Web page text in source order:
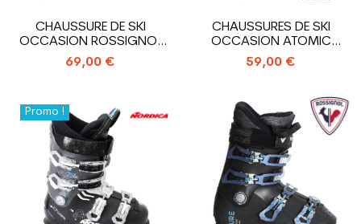
CHAUSSURE DE SKI
OCCASION ROSSIGNOL
PURE
69,00 €
CHAUSSURES DE SKI
OCCASION ATOMIC
HAWX MAGNA R75
59,00 €
Promo !